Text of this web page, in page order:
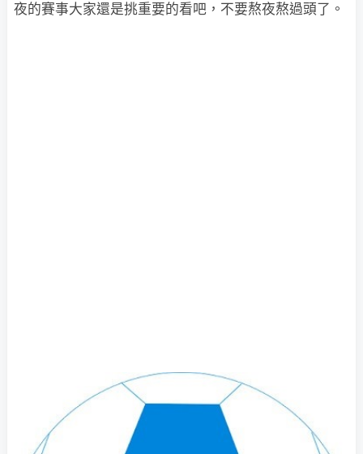
夜的賽事大家還是挑重要的看吧，不要熬夜熬過頭了。